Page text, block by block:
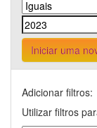
Iniciar uma
Adicionar filtros:
Utilizar filtros